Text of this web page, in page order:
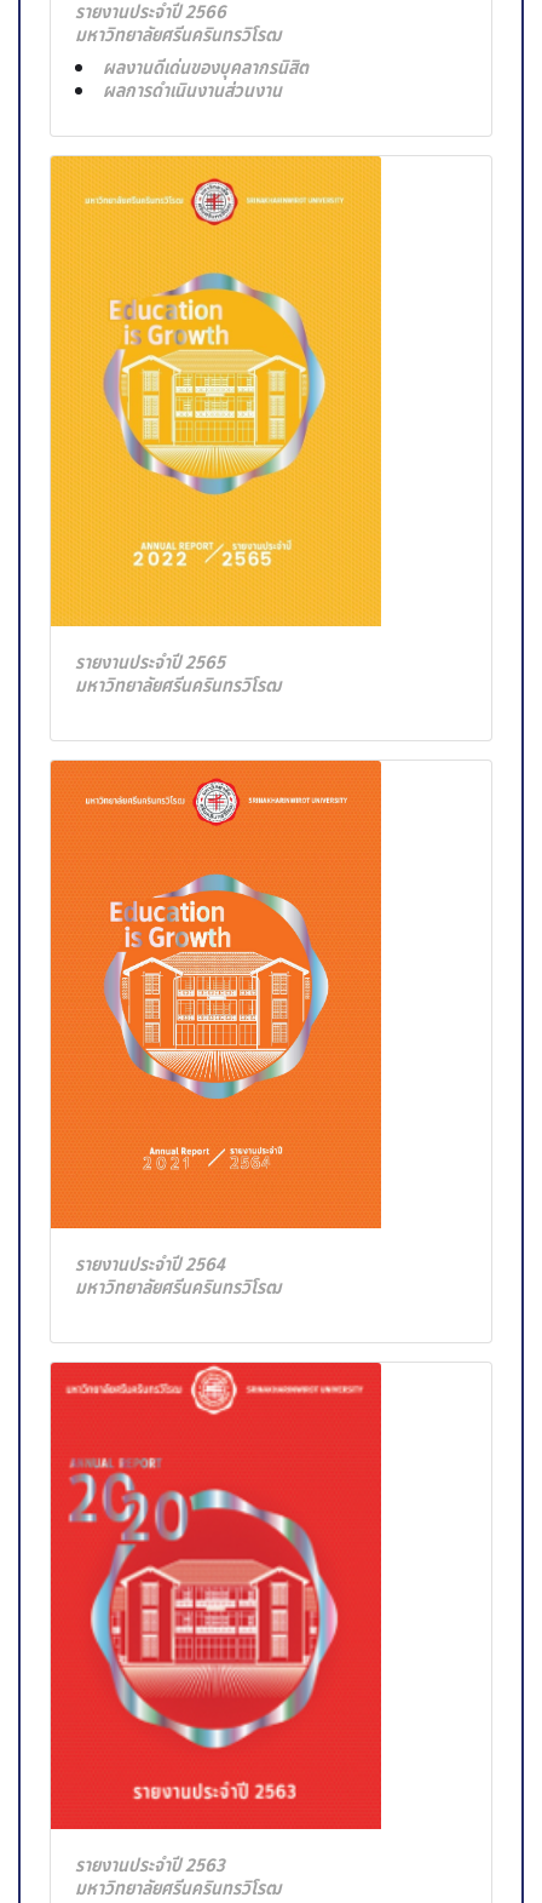
รายงานประจำปี 2566
มหาวิทยาลัยศรีนครินทรวิโรฒ
ผลงานดีเด่นของบุคลากรนิสิต
ผลการดำเนินงานส่วนงาน
รายงานประจำปี 2565
มหาวิทยาลัยศรีนครินทรวิโรฒ
รายงานประจำปี 2564
มหาวิทยาลัยศรีนครินทรวิโรฒ
รายงานประจำปี 2563
มหาวิทยาลัยศรีนครินทรวิโรฒ